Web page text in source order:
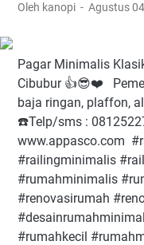
Oleh kanopi Agustus
Pagar Minimalis
Cibubur⁠ 👍😎❤️⁠
baja ringan, plaffon,
☎️Telp/sms :
www.appasco.com⁠
#railingminimalis⁠
#rumahminimalis⁠
#renovasirumah⁠
#rumahkecil⁠